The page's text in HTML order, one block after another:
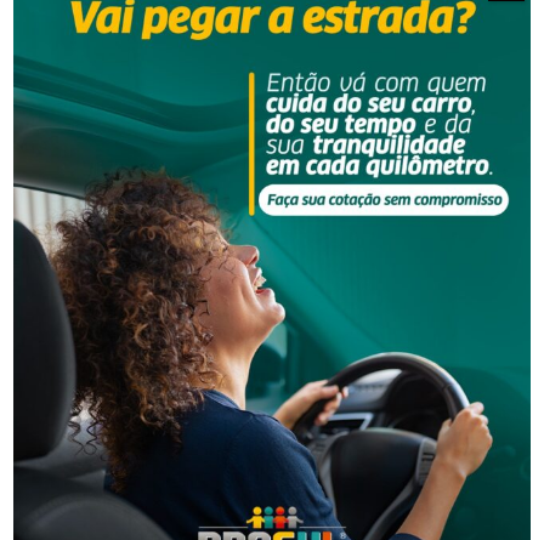
Segurança
Homem que beijou criança de 11 anos à força agora
terá de indenizar vítima e familiar
Segurança
Operação da Polícia Civil resulta na prisão de três
pessoas em Orleans